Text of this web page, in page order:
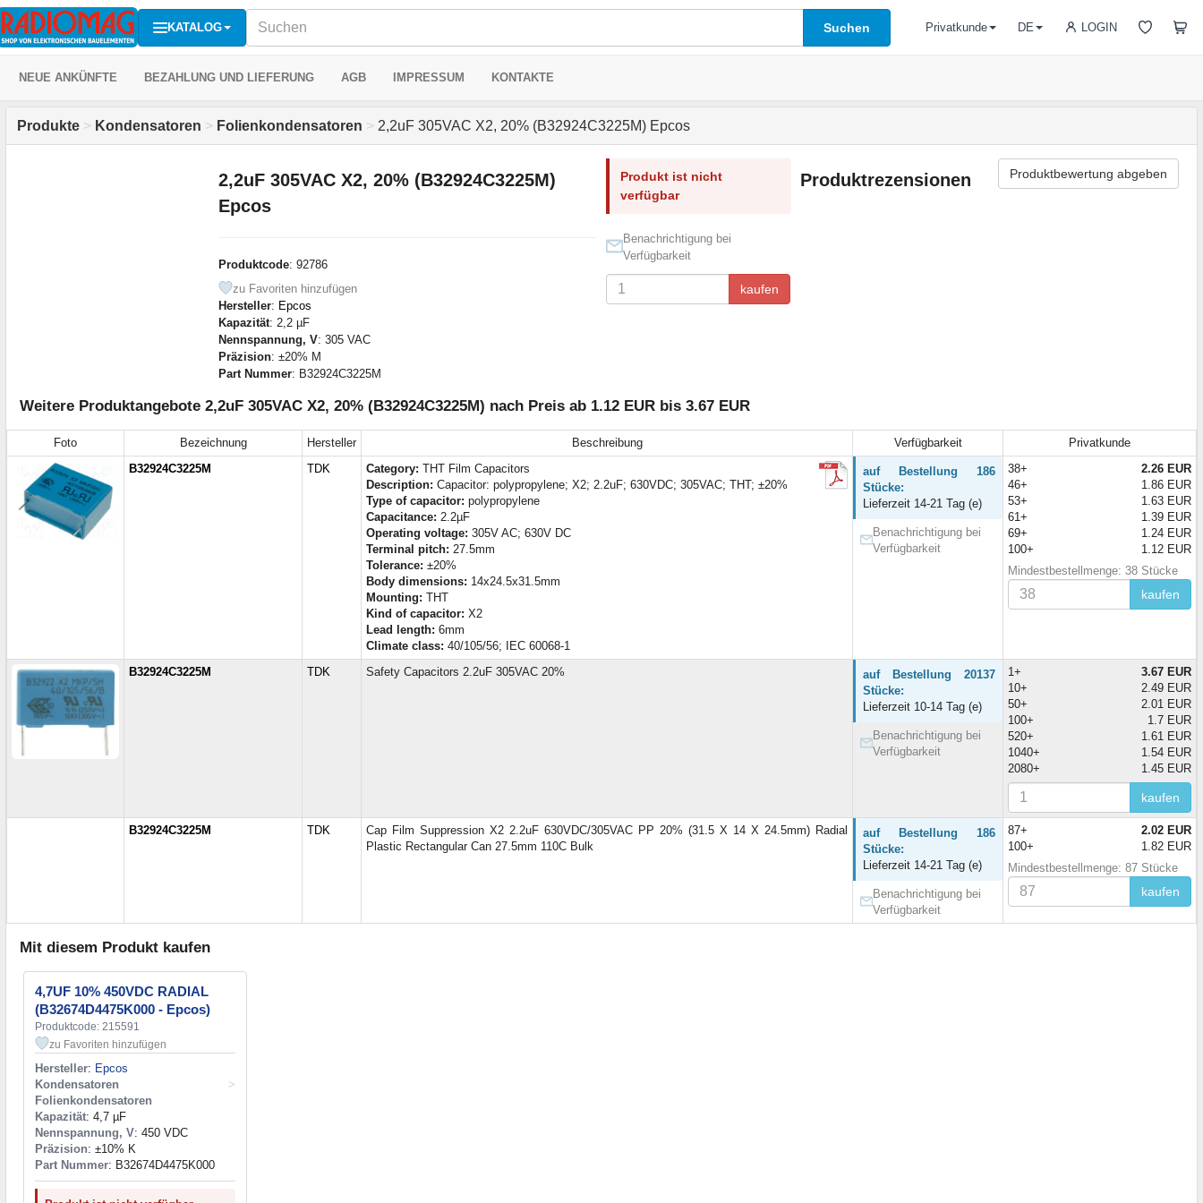
KATALOG Suchen LOGIN
Privatkunde DE
NEUE ANKÜNFTE BEZAHLUNG UND LIEFERUNG AGB IMPRESSUM KONTAKTE
Produkte > Kondensatoren > Folienkondensatoren > 2,2uF 305VAC X2, 20% (B32924C3225M) Epcos
2,2uF 305VAC X2, 20% (B32924C3225M)
Epcos
Produktcode: 92786
zu Favoriten hinzufügen
Hersteller: Epcos
Kapazität: 2,2 µF
Nennspannung, V: 305 VAC
Präzision: ±20% M
Part Nummer: B32924C3225M
Produkt ist nicht
verfügbar
Benachrichtigung bei
Verfügbarkeit
kaufen
Produktrezensionen Produktbewertung abgeben
Weitere Produktangebote 2,2uF 305VAC X2, 20% (B32924C3225M) nach Preis ab 1.12 EUR bis 3.67 EUR
Foto Bezeichnung Hersteller Beschreibung Verfügbarkeit
Privatkunde
B32924C3225M
TDK Category: THT Film Capacitors
Description: Capacitor: polypropylene; X2; 2.2uF; 630VDC; 305VAC; THT; ±20%
Type of capacitor: polypropylene
Capacitance: 2.2µF
Operating voltage: 305V AC; 630V DC
Terminal pitch: 27.5mm
Tolerance: ±20%
Body dimensions: 14x24.5x31.5mm
Mounting: THT
Kind of capacitor: X2
Lead length: 6mm
Climate class: 40/105/56; IEC 60068-1
auf Bestellung 186
Stücke:
Lieferzeit 14-21 Tag (e)
Benachrichtigung bei
Verfügbarkeit
38+
2.26 EUR
46+
1.86 EUR
53+
1.63 EUR
61+
1.39 EUR
69+
1.24 EUR
100+
1.12 EUR
Mindestbestellmenge: 38 Stücke
kaufen
B32924C3225M TDK Safety Capacitors 2.2uF 305VAC 20%
auf Bestellung 20137
Stücke:
Lieferzeit 10-14 Tag (e)
Benachrichtigung bei
Verfügbarkeit
1+
3.67 EUR
10+
2.49 EUR
50+
2.01 EUR
100+
1.7 EUR
520+
1.61 EUR
1040+
1.54 EUR
2080+
1.45 EUR
kaufen
B32924C3225M TDK
Cap Film Suppression X2 2.2uF 630VDC/305VAC PP 20% (31.5 X 14 X 24.5mm) Radial
Plastic Rectangular Can 27.5mm 110C Bulk
auf Bestellung 186
Stücke:
Lieferzeit 14-21 Tag (e)
Benachrichtigung bei
Verfügbarkeit
87+
2.02 EUR
100+
1.82 EUR
Mindestbestellmenge: 87 Stücke
kaufen
Mit diesem Produkt kaufen
4,7UF 10% 450VDC RADIAL
(B32674D4475K000 - Epcos)
Produktcode: 215591
zu Favoriten hinzufügen
Hersteller: Epcos
Kondensatoren
>
Folienkondensatoren
Kapazität: 4,7 µF
Nennspannung, V: 450 VDC
Präzision: ±10% K
Part Nummer: B32674D4475K000